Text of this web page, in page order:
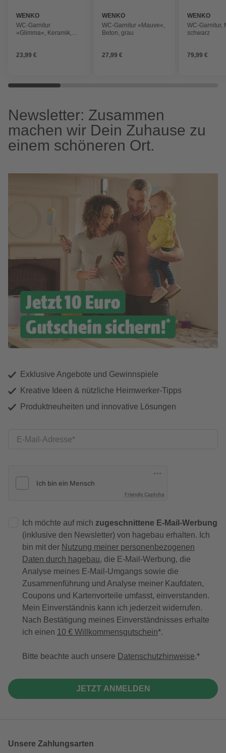
WENKO
WC-Garnitur
»Glimma«, Keramik,
23,99 €
WENKO
WC-Garnitur »Mauve«,
Beton, grau
27,99 €
WENKO
WC-Garnitur,
schwarz
79,99 €
Newsletter: Zusammen
machen wir Dein Zuhause zu
einem schöneren Ort.
Exklusive Angebote und Gewinnspiele
Kreative Ideen & nützliche Heimwerker-Tipps
Produktneuheiten und innovative Lösungen
E-Mail-Adresse
Friendly Captcha
Ich möchte auf mich zugeschnittene E-Mail-Werbung
(inklusive den Newsletter) von hagebau erhalten. Ich
bin mit der Nutzung meiner personenbezogenen
Daten durch hagebau, die E-Mail-Werbung, die
Analyse meines E-Mail-Umgangs sowie die
Zusammenführung und Analyse meiner Kaufdaten,
Coupons und Kartenvorteile umfasst, einverstanden.
Mein Einverständnis kann ich jederzeit widerrufen.
Nach Bestätigung meines Einverständnisses erhalte
ich einen 10 € Willkommensgutschein*.
Bitte beachte auch unsere Datenschutzhinweise.
JETZT ANMELDEN
Unsere Zahlungsarten